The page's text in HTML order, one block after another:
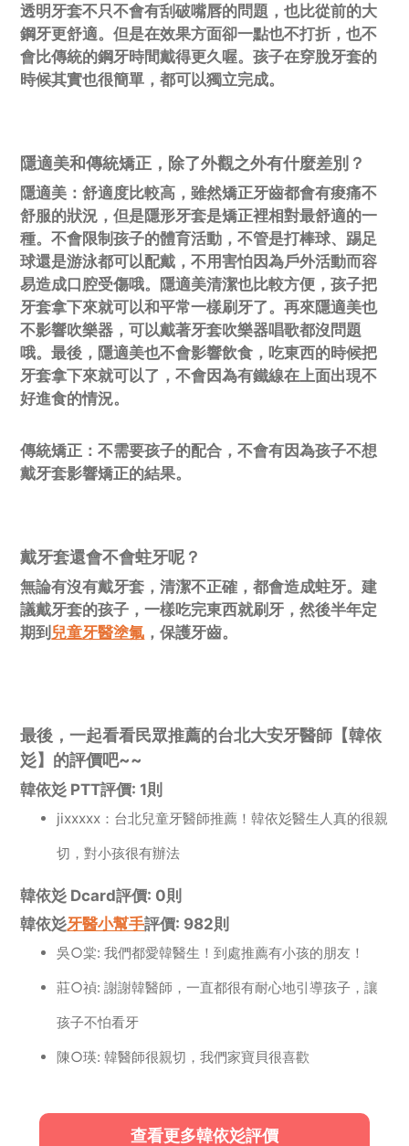
透明牙套不只不會有刮破嘴唇的問題，也比從前的大
鋼牙更舒適。但是在效果方面卻一點也不打折，也不
會比傳統的鋼牙時間戴得更久喔。孩子在穿脫牙套的
時候其實也很簡單，都可以獨立完成。
隱適美和傳統矯正，除了外觀之外有什麼差別？
隱適美：舒適度比較高，雖然矯正牙齒都會有痠痛不
舒服的狀況，但是隱形牙套是矯正裡相對最舒適的一
種。不會限制孩子的體育活動，不管是打棒球、踢足
球還是游泳都可以配戴，不用害怕因為戶外活動而容
易造成口腔受傷哦。隱適美清潔也比較方便，孩子把
牙套拿下來就可以和平常一樣刷牙了。再來隱適美也
不影響吹樂器，可以戴著牙套吹樂器唱歌都沒問題
哦。最後，隱適美也不會影響飲食，吃東西的時候把
牙套拿下來就可以了，不會因為有鐵線在上面出現不
好進食的情況。
傳統矯正：不需要孩子的配合，不會有因為孩子不想
戴牙套影響矯正的結果。
戴牙套還會不會蛀牙呢？
無論有沒有戴牙套，清潔不正確，都會造成蛀牙。建
議戴牙套的孩子，一樣吃完東西就刷牙，然後半年定
期到 兒童牙醫塗氟 ，保護牙齒。
最後，一起看看民眾推薦的台北大安牙醫師【韓依
彣】的評價吧~~
韓依彣 PTT評價: 1則
jixxxxx：台北兒童牙醫師推薦！韓依彣醫生人真的很親
切，對小孩很有辦法
韓依彣 Dcard評價: 0則
韓依彣牙醫小幫手評價: 982則
吳○棠: 我們都愛韓醫生！到處推薦有小孩的朋友！
莊○禎: 謝謝韓醫師，一直都很有耐心地引導孩子，讓
孩子不怕看牙
陳○瑛: 韓醫師很親切，我們家寶貝很喜歡
查看更多韓依彣評價